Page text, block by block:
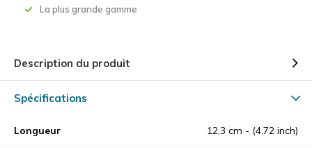
La plus grande gamme
Description du produit
Spécifications
Longueur 12,3 cm - (4,72 inch)